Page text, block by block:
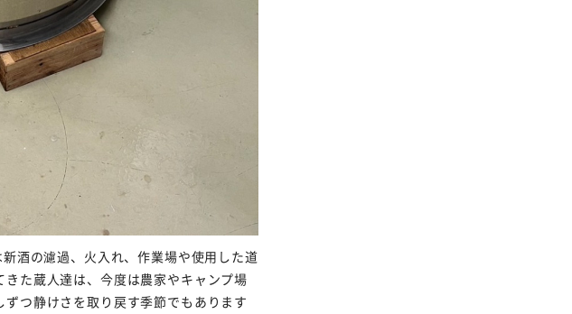
酒の濾過、火入れ、作業場や使用した道
た蔵人達は、今度は農家やキャンプ場
つ静けさを取り戻す季節でもあります